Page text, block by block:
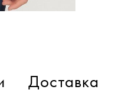
Доставка